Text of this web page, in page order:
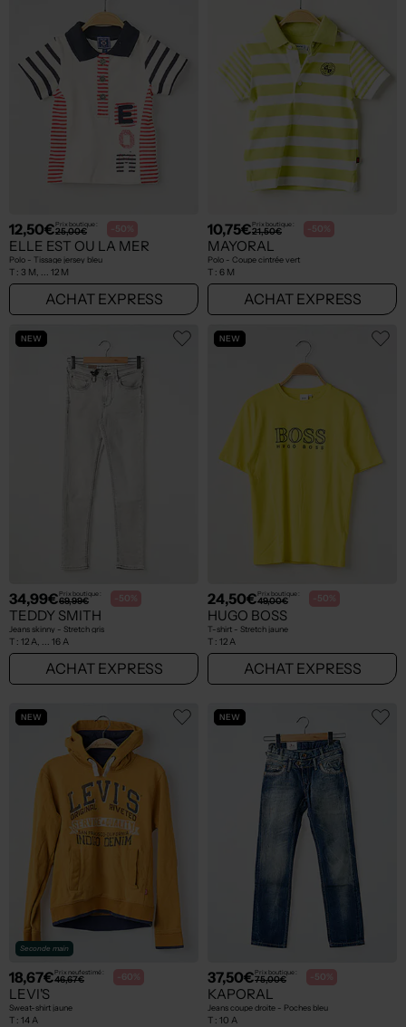
12,50€Prix boutique :
25,00€ -50%
ELLE EST OU LA MER
Polo - Tissage jersey bleu
T : 3 M, ... 12 M
ACHAT EXPRESS
10,75€Prix boutique :
21,50€ -50%
MAYORAL
Polo - Coupe cintrée vert
T : 6 M
ACHAT EXPRESS
NEW
34,99€Prix boutique :
69,99€ -50%
TEDDY SMITH
Jeans skinny - Stretch gris
T : 12 A, ... 16 A
ACHAT EXPRESS
NEW
24,50€Prix boutique :
49,00€ -50%
HUGO BOSS
T-shirt - Stretch jaune
T : 12 A
ACHAT EXPRESS
NEW
Seconde main
18,67€Prix neuf estimé :
46,67€ -60%
LEVI'S
Sweat-shirt jaune
T : 14 A
NEW
37,50€Prix boutique :
75,00€ -50%
KAPORAL
Jeans coupe droite - Poches bleu
T : 10 A